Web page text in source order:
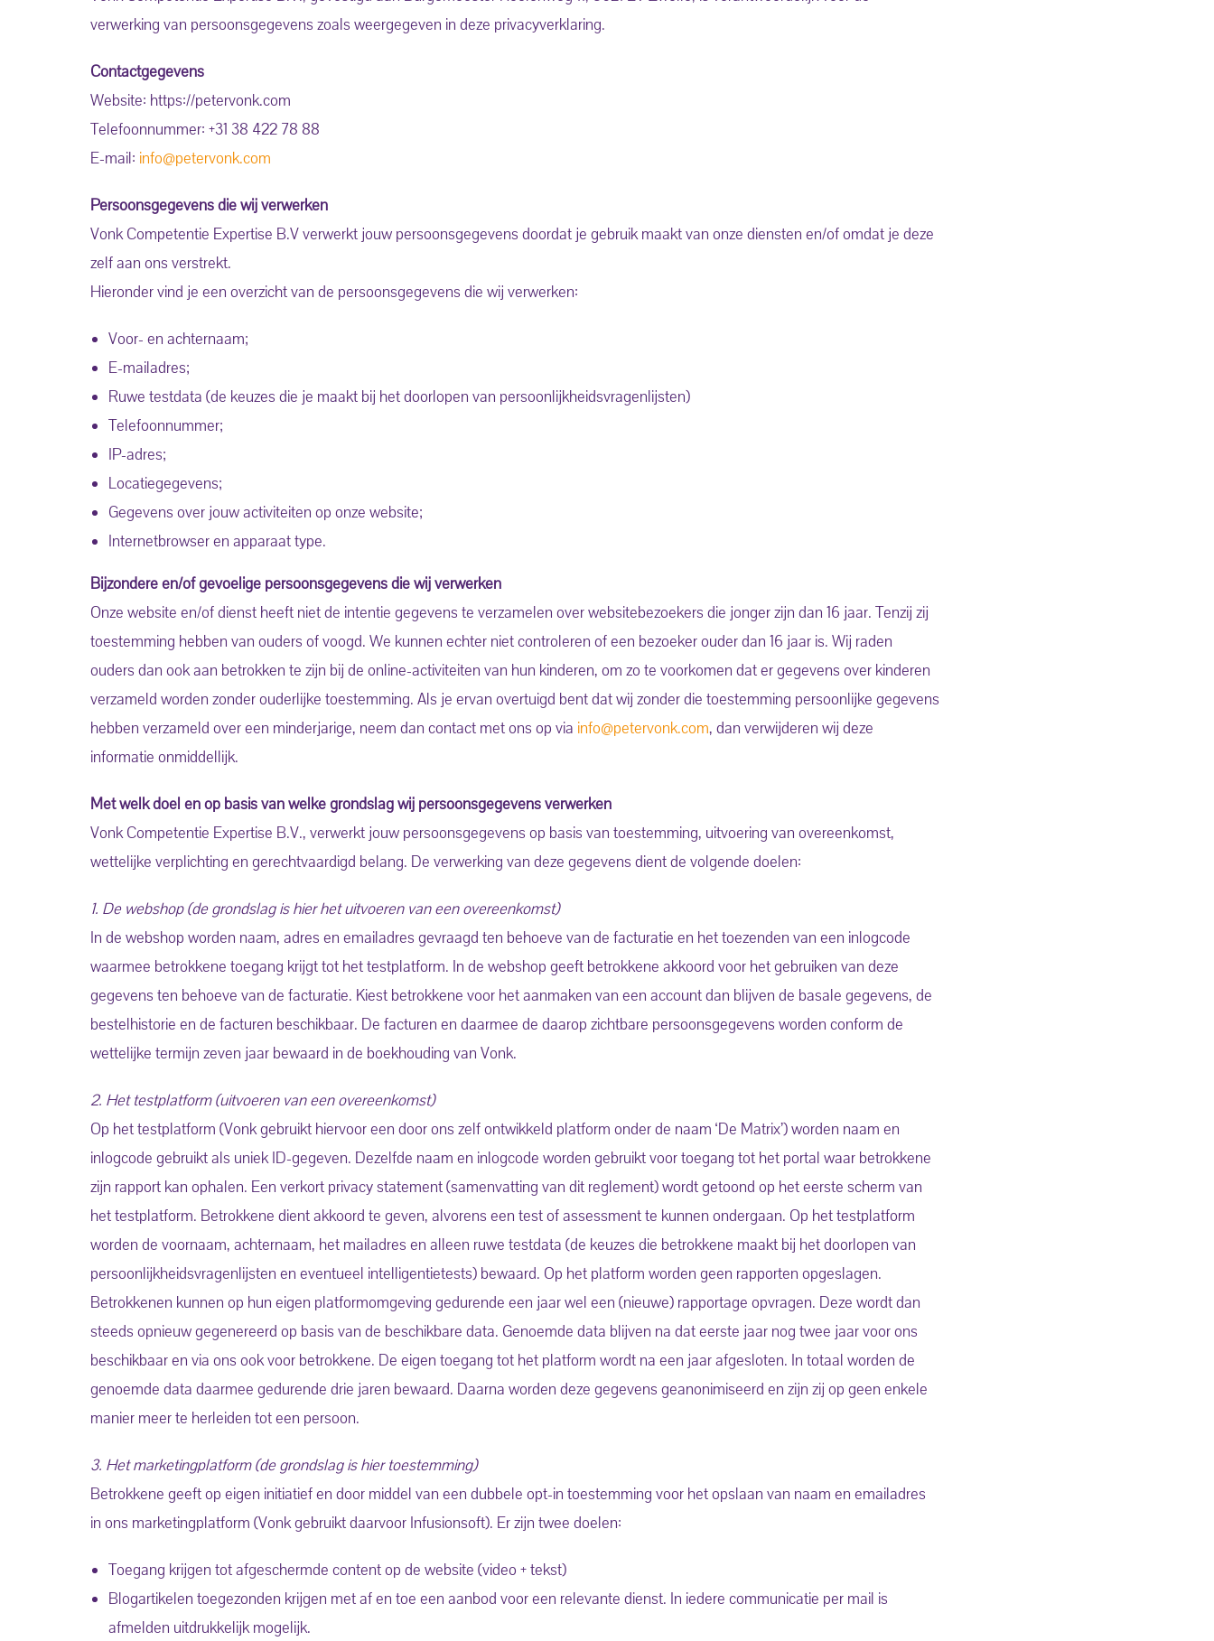
verwerking van persoonsgegevens zoals weergegeven in deze privacyverklaring.
Contactgegevens
Website: https://petervonk.com
Telefoonnummer: +31 38 422 78 88
E-mail: info@petervonk.com
Persoonsgegevens die wij verwerken
Vonk Competentie Expertise B.V verwerkt jouw persoonsgegevens doordat je gebruik maakt van onze diensten en/of omdat je deze
zelf aan ons verstrekt.
Hieronder vind je een overzicht van de persoonsgegevens die wij verwerken:
Voor- en achternaam;
E-mailadres;
Ruwe testdata (de keuzes die je maakt bij het doorlopen van persoonlijkheidsvragenlijsten)
Telefoonnummer;
IP-adres;
Locatiegegevens;
Gegevens over jouw activiteiten op onze website;
Internetbrowser en apparaat type.
Bijzondere en/of gevoelige persoonsgegevens die wij verwerken
Onze website en/of dienst heeft niet de intentie gegevens te verzamelen over websitebezoekers die jonger zijn dan 16 jaar. Tenzij zij
toestemming hebben van ouders of voogd. We kunnen echter niet controleren of een bezoeker ouder dan 16 jaar is. Wij raden
ouders dan ook aan betrokken te zijn bij de online-activiteiten van hun kinderen, om zo te voorkomen dat er gegevens over kinderen
verzameld worden zonder ouderlijke toestemming. Als je ervan overtuigd bent dat wij zonder die toestemming persoonlijke gegevens
hebben verzameld over een minderjarige, neem dan contact met ons op via info@petervonk.com, dan verwijderen wij deze
informatie onmiddellijk.
Met welk doel en op basis van welke grondslag wij persoonsgegevens verwerken
Vonk Competentie Expertise B.V., verwerkt jouw persoonsgegevens op basis van toestemming, uitvoering van overeenkomst,
wettelijke verplichting en gerechtvaardigd belang. De verwerking van deze gegevens dient de volgende doelen:
1. De webshop (de grondslag is hier het uitvoeren van een overeenkomst)
In de webshop worden naam, adres en emailadres gevraagd ten behoeve van de facturatie en het toezenden van een inlogcode
waarmee betrokkene toegang krijgt tot het testplatform. In de webshop geeft betrokkene akkoord voor het gebruiken van deze
gegevens ten behoeve van de facturatie. Kiest betrokkene voor het aanmaken van een account dan blijven de basale gegevens, de
bestelhistorie en de facturen beschikbaar. De facturen en daarmee de daarop zichtbare persoonsgegevens worden conform de
wettelijke termijn zeven jaar bewaard in de boekhouding van Vonk.
2. Het testplatform (uitvoeren van een overeenkomst)
Op het testplatform (Vonk gebruikt hiervoor een door ons zelf ontwikkeld platform onder de naam ‘De Matrix’) worden naam en
inlogcode gebruikt als uniek ID-gegeven. Dezelfde naam en inlogcode worden gebruikt voor toegang tot het portal waar betrokkene
zijn rapport kan ophalen. Een verkort privacy statement (samenvatting van dit reglement) wordt getoond op het eerste scherm van
het testplatform. Betrokkene dient akkoord te geven, alvorens een test of assessment te kunnen ondergaan. Op het testplatform
worden de voornaam, achternaam, het mailadres en alleen ruwe testdata (de keuzes die betrokkene maakt bij het doorlopen van
persoonlijkheidsvragenlijsten en eventueel intelligentietests) bewaard. Op het platform worden geen rapporten opgeslagen.
Betrokkenen kunnen op hun eigen platformomgeving gedurende een jaar wel een (nieuwe) rapportage opvragen. Deze wordt dan
steeds opnieuw gegenereerd op basis van de beschikbare data. Genoemde data blijven na dat eerste jaar nog twee jaar voor ons
beschikbaar en via ons ook voor betrokkene. De eigen toegang tot het platform wordt na een jaar afgesloten. In totaal worden de
genoemde data daarmee gedurende drie jaren bewaard. Daarna worden deze gegevens geanonimiseerd en zijn zij op geen enkele
manier meer te herleiden tot een persoon.
3. Het marketingplatform (de grondslag is hier toestemming)
Betrokkene geeft op eigen initiatief en door middel van een dubbele opt-in toestemming voor het opslaan van naam en emailadres
in ons marketingplatform (Vonk gebruikt daarvoor Infusionsoft). Er zijn twee doelen:
Toegang krijgen tot afgeschermde content op de website (video + tekst)
Blogartikelen toegezonden krijgen met af en toe een aanbod voor een relevante dienst. In iedere communicatie per mail is
afmelden uitdrukkelijk mogelijk.